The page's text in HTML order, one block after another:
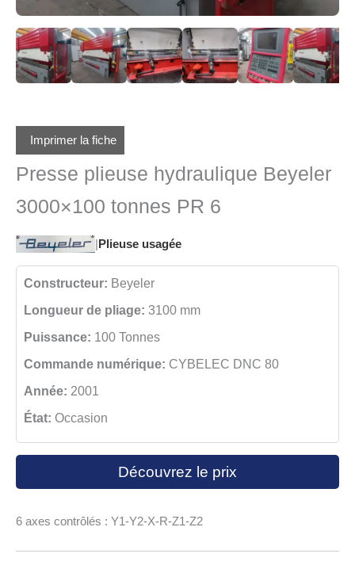
Imprimer la fiche
Presse plieuse hydraulique Beyeler
3000×100 tonnes PR 6
Plieuse usagée
Constructeur: Beyeler
Longueur de pliage: 3100 mm
Puissance: 100 Tonnes
Commande numérique: CYBELEC DNC 80
Année: 2001
État: Occasion
Découvrez le prix
6 axes contrôlés : Y1-Y2-X-R-Z1-Z2